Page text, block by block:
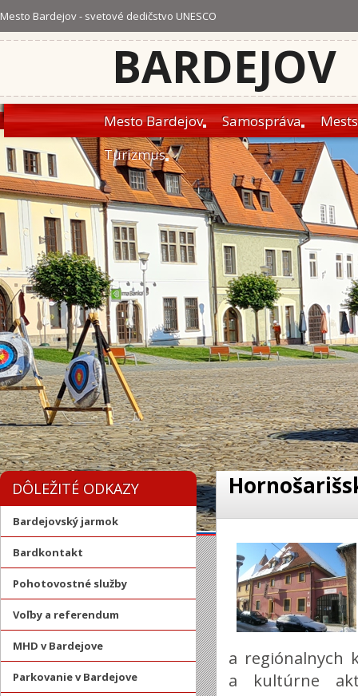
Mesto Bardejov - svetové dedičstvo UNESCO
BARDEJOV
Mesto Bardejov Samospráva
Turizmus
DÔLEŽITÉ ODKAZY
Bardejovský jarmok
Bardkontakt
Pohotovostné služby
Voľby a referendum
MHD v Bardejove
Parkovanie v Bardejove
a regiónalnych
a kultúrne